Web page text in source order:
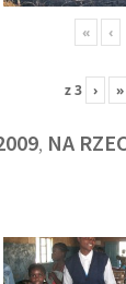
« ‹
z3 › »
, NA
KULT